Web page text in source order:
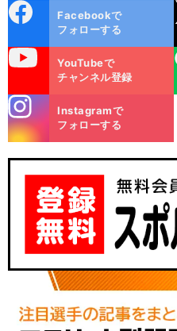
ok
Facebookで
フォローする
YouTubeで
チャンネル登録
LINE
m
Instagramで
フォローする